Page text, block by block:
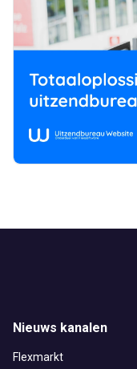
Nieuws kanalen
Flexmarkt